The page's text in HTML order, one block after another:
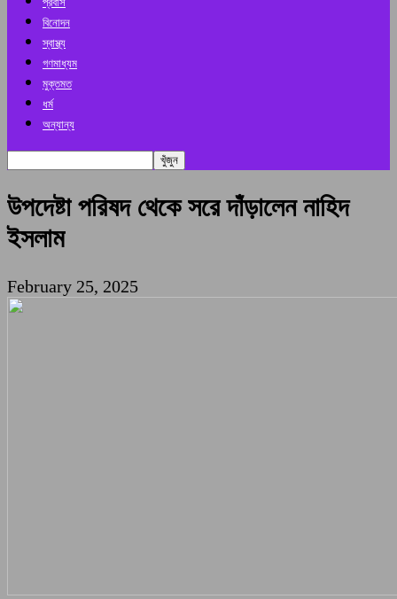
বিনোদন
স্বাস্থ্য
গণমাধ্যম
মুক্তমত
ধর্ম
অন্যান্য
উপদেষ্টা পরিষদ থেকে সরে দাঁড়ালেন নাহিদ
ইসলাম
February 25, 2025